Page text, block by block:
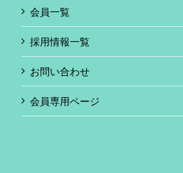
会員一覧
採用情報一覧
お問い合わせ
会員専用ページ